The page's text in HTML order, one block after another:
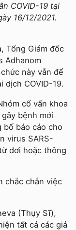
COVID-19 tại
16/12/2021.
Tổng Giám đốc
Adhanom
này vẫn để
dịch COVID-19.
cố vấn khoa
bệnh mới
bố báo cáo cho
virus SARS-
dơi hoặc thông
chắc chắn việc
(Thụy Sĩ),
tất cả các giả